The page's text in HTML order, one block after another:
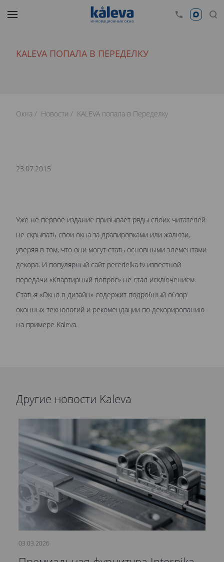
KALEVA ПОПАЛА В ПЕРЕДЕЛКУ
Окна Новости KALEVA попала в Переделку
23.07.2015
Уже не первое издание призывает ряды своих читателей
не скрывать свои окна за драпировками или жалюзи,
уверяя в том, что они могут стать основными элементами
декора. И популярный сайт peredelka.tv известной
передачи «Квартирный вопрос» не стал исключением.
Статья «Окно в дизайн» содержит подробный обзор
оконных технологий и рекомендации по декорированию
на примере Kaleva.
Другие новости Kaleva
03.03.2026